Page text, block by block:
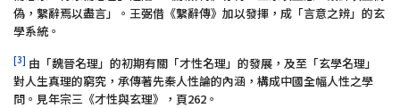
偽，繫辭焉以盡言」。王弼借《繫辭傳》加以發揮，成「言意之辨」的玄
學系統。
[3] 由「魏晉名理」的初期有關「才性名理」的發展，及至「玄學名理」
對人生真理的窮究，承傳著先秦人性論的內涵，構成中國全幅人性之學
問。見年宗三《才性與玄理》，頁262。